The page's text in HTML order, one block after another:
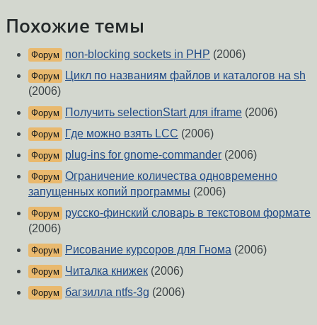
Похожие темы
Форум non-blocking sockets in PHP (2006)
Форум
Цикл по названиям файлов и каталогов на sh
(2006)
Форум Получить selectionStart для iframe (2006)
Форум Где можно взять LCC (2006)
Форум plug-ins for gnome-commander (2006)
Форум Ограничение количества одновременно
запущенных копий программы (2006)
Форум
русско-финский словарь в текстовом формате
(2006)
Форум Рисование курсоров для Гнома (2006)
Форум Читалка книжек (2006)
Форум багзилла ntfs-3g (2006)